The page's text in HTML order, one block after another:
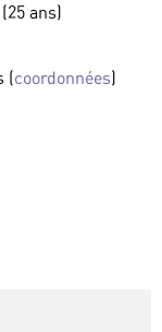
ans)
(coordonnées)